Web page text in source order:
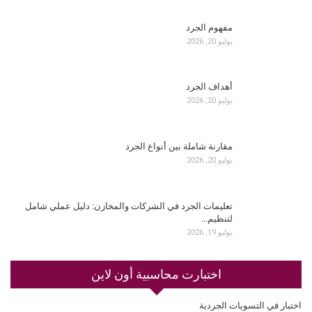
مفهوم الجرد
يوليو 20, 2026
أهداف الجرد
يوليو 20, 2026
مقارنة شاملة بين أنواع الجرد
يوليو 20, 2026
تعليمات الجرد في الشركات والمخازن: دليل عملي شامل
لتنظيم…
يوليو 19, 2026
اختبارت محاسبية أون لاين
اختبار في التسويات الجردية